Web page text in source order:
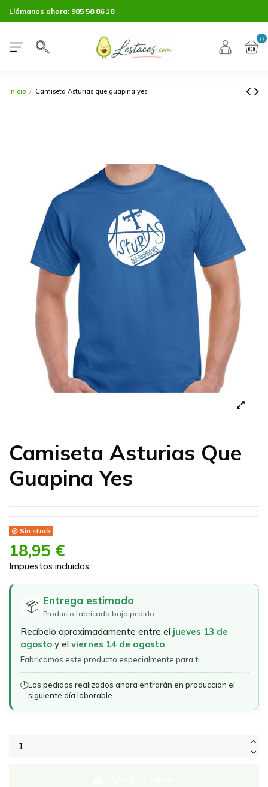
Llámanos ahora: 985 58 86 18
0
Inicio Camiseta Asturias que guapina yes
Camiseta Asturias Que
Guapina Yes
Sin stock
18,95 €
Impuestos incluidos
📦 Entrega estimada
Producto fabricado bajo pedido
Recíbelo aproximadamente entre el jueves 13 de
agosto y el viernes 14 de agosto.
Fabricamos este producto especialmente para ti.
🕒Los pedidos realizados ahora entrarán en producción el
siguiente día laborable.